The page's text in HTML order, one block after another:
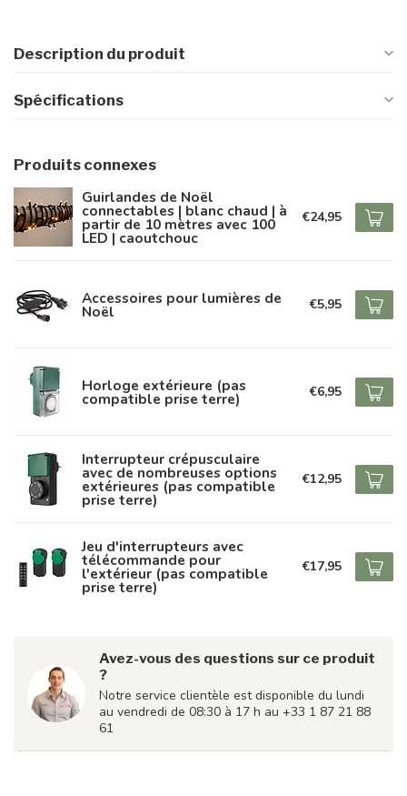
Description du produit
Spécifications
Produits connexes
Guirlandes de Noël
connectables | blanc chaud | à
partir de 10 mètres avec 100
LED | caoutchouc
€24,95
Accessoires pour lumières de
Noël €5,95
Horloge extérieure (pas
compatible prise terre) €6,95
Interrupteur crépusculaire
avec de nombreuses options
extérieures (pas compatible
prise terre)
€12,95
Jeu d'interrupteurs avec
télécommande pour
l'extérieur (pas compatible
prise terre)
€17,95
Avez-vous des questions sur ce produit
?
Notre service clientèle est disponible du lundi
au vendredi de 08:30 à 17 h au +33 1 87 21 88
61